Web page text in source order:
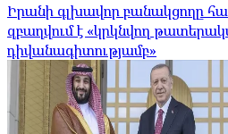
Իրանի գլխավոր բանակցողը
զբաղվում է «կրկնվող
դիվանագիտությամբ»